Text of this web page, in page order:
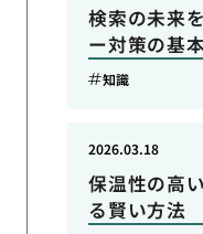
検索の未来
ー対策の基
知識
保温性の高
る賢い方法
2026.03.18